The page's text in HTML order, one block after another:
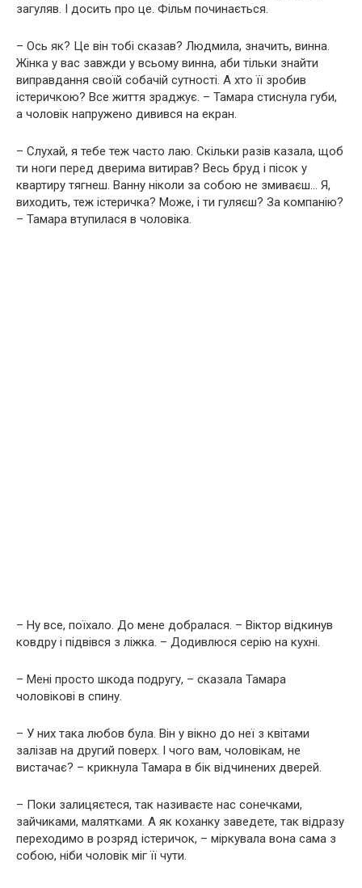
загуляв. І досить про це. Фільм починається.
– Ось як? Це він тобі сказав? Людмила, значить, винна.
Жінка у вас завжди у всьому винна, аби тільки знайти
виправдання своїй собачій сутності. А хто її зробив
істеричкою? Все життя зраджує. – Тамара стиснула губи,
а чоловік напружено дивився на екран.
– Слухай, я тебе теж часто лаю. Скільки разів казала, щоб
ти ноги перед дверима витирав? Весь бруд і пісок у
квартиру тягнеш. Ванну ніколи за собою не змиваєш… Я,
виходить, теж істеричка? Може, і ти гуляєш? За компанію?
– Тамара втупилася в чоловіка.
– Ну все, поїхало. До мене добралася. – Віктор відкинув
ковдру і підвівся з ліжка. – Додивлюся серію на кухні.
– Мені просто шкода подругу, – сказала Тамара
чоловікові в спину.
– У них така любов була. Він у вікно до неї з квітами
залізав на другий поверх. І чого вам, чоловікам, не
вистачає? – крикнула Тамара в бік відчинених дверей.
– Поки залицяєтеся, так називаєте нас сонечками,
зайчиками, малятками. А як коханку заведете, так відразу
переходимо в розряд істеричок, – міркувала вона сама з
собою, ніби чоловік міг її чути.